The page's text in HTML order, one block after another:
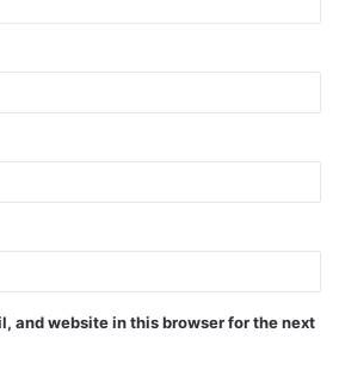
and website in this browser for the next